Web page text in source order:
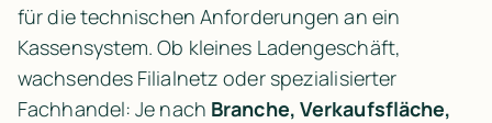
für die technischen Anforderungen an ein
Kassensystem. Ob kleines Ladengeschäft,
wachsendes Filialnetz oder spezialisierter
Fachhandel: Je nach Branche, Verkaufsfläche,